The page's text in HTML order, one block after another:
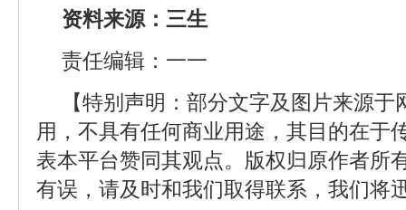
资料来源：三生
责任编辑：一一
【特别声明：部分文字及图片来源
用，不具有任何商业用途，其目的在于
表本平台赞同其观点。版权归原作者所
有误，请及时和我们取得联系，我们将